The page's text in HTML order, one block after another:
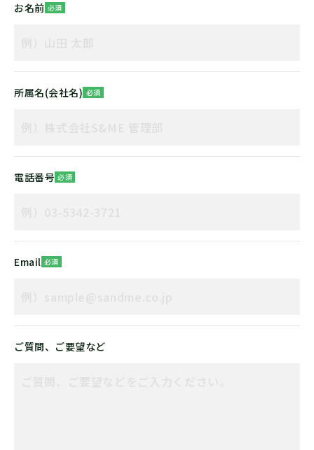
お名前 必須
所属名(会社名) 必須
電話番号 必須
Email 必須
ご質問、ご要望など